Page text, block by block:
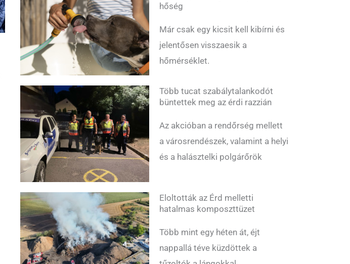
hőség
Már csak egy kicsit kell kibírni és
jelentősen visszaesik a
hőmérséklet.
Több tucat szabálytalankodót
büntettek meg az érdi razzián
Az akcióban a rendőrség mellett
a városrendészek, valamint a helyi
és a halásztelki polgárőrök
Eloltották az Érd melletti
hatalmas komposzttüzet
Több mint egy héten át, éjt
nappallá téve küzdöttek a